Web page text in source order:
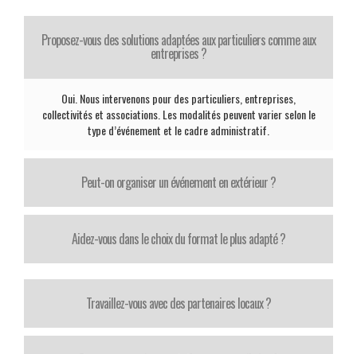
Proposez-vous des solutions adaptées aux particuliers comme aux
entreprises ?
Oui. Nous intervenons pour des particuliers, entreprises,
collectivités et associations. Les modalités peuvent varier selon le
type d’événement et le cadre administratif.
Peut-on organiser un événement en extérieur ?
Aidez-vous dans le choix du format le plus adapté ?
Travaillez-vous avec des partenaires locaux ?